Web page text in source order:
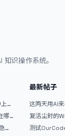
识操作系统。
手
哪
放
最新帖子
这两天用AI
论坛精华区
复活尘封的
测试